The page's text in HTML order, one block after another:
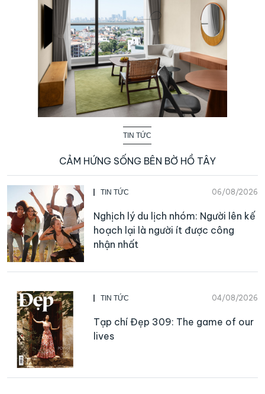
TIN TỨC
CẢM HỨNG SỐNG BÊN BỜ HỒ TÂY
TIN TỨC 06/08/2026
Nghịch lý du lịch nhóm: Người lên kế
hoạch lại là người ít được công
nhận nhất
TIN TỨC 04/08/2026
Tạp chí Đẹp 309: The game of our
lives